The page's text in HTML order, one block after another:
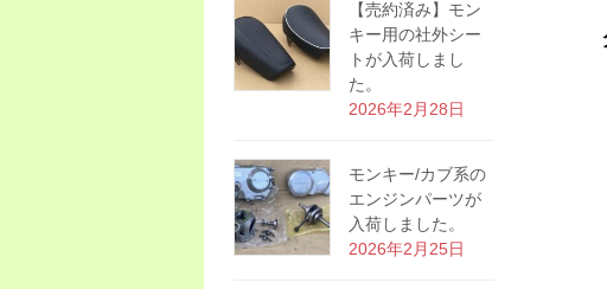
【売約済み】モン
キー用の社外シー
トが入荷しまし
た。
2026年2月28日
モンキー/カブ系の
エンジンパーツが
入荷しました。
2026年2月25日